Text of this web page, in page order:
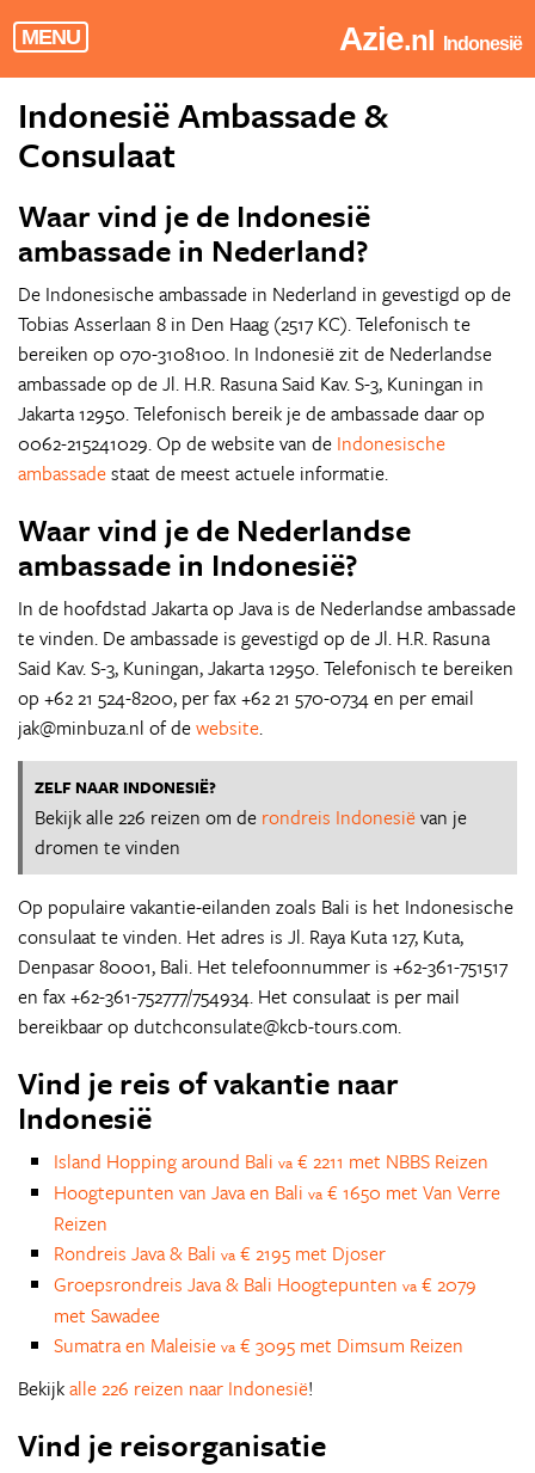
MENU Azie.nl Indonesië
Indonesië Ambassade &
Consulaat
Waar vind je de Indonesië
ambassade in Nederland?
De Indonesische ambassade in Nederland in gevestigd op de
Tobias Asserlaan 8 in Den Haag (2517 KC). Telefonisch te
bereiken op 070-3108100. In Indonesië zit de Nederlandse
ambassade op de Jl. H.R. Rasuna Said Kav. S-3, Kuningan in
Jakarta 12950. Telefonisch bereik je de ambassade daar op
0062-215241029. Op de website van de Indonesische
ambassadestaat de meest actuele informatie.
Waar vind je de Nederlandse
ambassade in Indonesië?
In de hoofdstad Jakarta op Java is de Nederlandse ambassade
te vinden. De ambassade is gevestigd op de Jl. H.R. Rasuna
Said Kav. S-3, Kuningan, Jakarta 12950. Telefonisch te bereiken
op +62 21 524-8200, per fax +62 21 570-0734 en per email
jak@minbuza.nl of dewebsite.
ZELF NAAR INDONESIË?
Bekijk alle 226 reizen om de rondreis Indonesiëvan je
dromen te vinden
Op populaire vakantie-eilanden zoals Bali is het Indonesische
consulaat te vinden. Het adres is Jl. Raya Kuta 127, Kuta,
Denpasar 80001, Bali. Het telefoonnummer is +62-361-751517
en fax +62-361-752777/754934. Het consulaat is per mail
bereikbaar op dutchconsulate@kcb-tours.com.
Vind je reis of vakantie naar
Indonesië
Island Hopping around Bali va € 2211 met NBBS Reizen
Hoogtepunten van Java en Bali va € 1650 met Van Verre
Reizen
Rondreis Java & Bali va € 2195 met Djoser
Groepsrondreis Java & Bali Hoogtepunten va € 2079
met Sawadee
Sumatra en Maleisie va € 3095 met Dimsum Reizen
Bekijkalle 226 reizen naar Indonesië!
Vind je reisorganisatie